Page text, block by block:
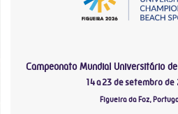
Campeonato Mundial Universitário
14 a 23 de setembro de
Figueira da Foz,